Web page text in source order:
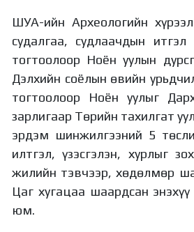
ШУА-ийн Археологийн
судалгаа, судлаачдын
тогтоолоор Ноён уулын
Дэлхийн соёлын өвийн
тогтоолоор Ноён уулыг
зарлигаар Төрийн тахилгат
эрдэм шинжилгээний 5
илтгэл, үзэсгэлэн, хурлыг
жилийн тэвчээр, хөдөлмөр
Цаг хугацаа шаардсан
юм.